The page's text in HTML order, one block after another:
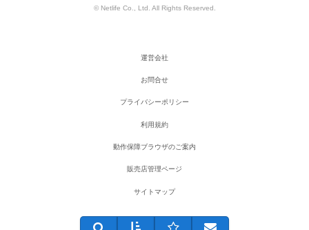
© Netlife Co., Ltd. All Rights Reserved.
運営会社
お問合せ
プライバシーポリシー
利用規約
動作保障ブラウザのご案内
販売店管理ページ
サイトマップ